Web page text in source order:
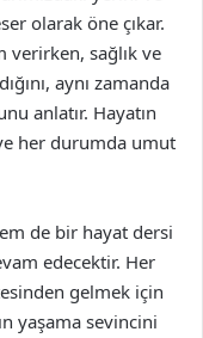
olarak öne çıkar.
verirken, sağlık ve
aynı zamanda
anlatır. Hayatın
her durumda umut
de bir hayat dersi
edecektir. Her
gelmek için
yaşama sevincini